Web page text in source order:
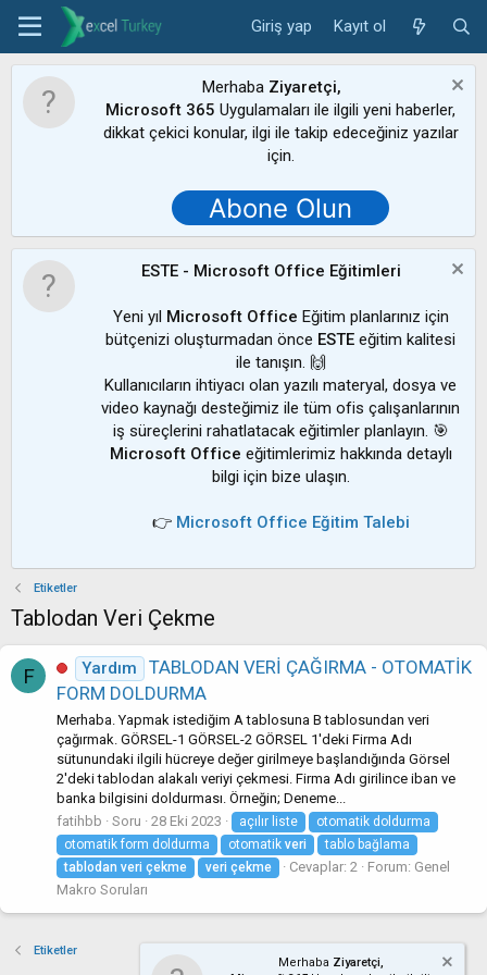
Giriş yap Kayıt ol
Merhaba Ziyaretçi,
Microsoft 365 Uygulamaları ile ilgili yeni haberler,
dikkat çekici konular, ilgi ile takip edeceğiniz yazılar
için.
Abone Olun
ESTE - Microsoft Office Eğitimleri
Yeni yıl Microsoft Office Eğitim planlarınız için
bütçenizi oluşturmadan önce ESTE eğitim kalitesi
ile tanışın. 🙌
Kullanıcıların ihtiyacı olan yazılı materyal, dosya ve
video kaynağı desteğimiz ile tüm ofis çalışanlarının
iş süreçlerini rahatlatacak eğitimler planlayın. 🎯
Microsoft Office eğitimlerimiz hakkında detaylı
bilgi için bize ulaşın.
👉 Microsoft Office Eğitim Talebi
Etiketler
Tablodan Veri Çekme
F Yardım
TABLODAN VERİ ÇAĞIRMA - OTOMATİK
FORM DOLDURMA
Merhaba. Yapmak istediğim A tablosuna B tablosundan veri
çağırmak. GÖRSEL-1 GÖRSEL-2 GÖRSEL 1'deki Firma Adı
sütunundaki ilgili hücreye değer girilmeye başlandığında Görsel
2'deki tablodan alakalı veriyi çekmesi. Firma Adı girilince iban ve
banka bilgisini doldurması. Örneğin; Deneme...
fatihbb
Soru 28 Eki 2023 açılır liste
otomatik doldurma
otomatik form doldurma
otomatik veri
tablo bağlama
tablodan veri çekme veri çekme Cevaplar: 2 Forum: Genel
Makro Soruları
Etiketler
Merhaba Ziyaretçi,